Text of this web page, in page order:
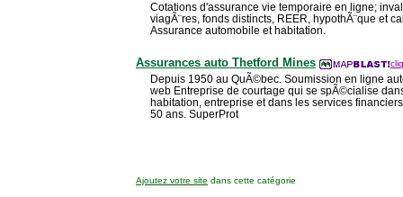
Cotations d'assurance vie temporaire en ligne;
viagÃ¨res, fonds distincts, REER, hypothÃ¨que et
Assurance automobile et habitation.
Assurances auto Thetford Mines
Depuis 1950 au QuÃ©bec. Soumission en ligne
web Entreprise de courtage qui se spÃ©cialise
habitation, entreprise et dans les services
50 ans. SuperProt
Ajoutez votre site dans cette catégorie